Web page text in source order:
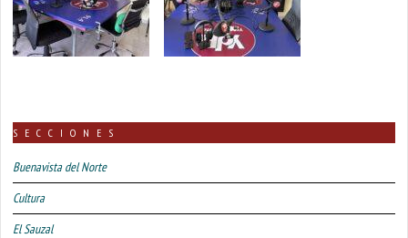
SECCIONES
Buenavista del Norte
Cultura
El Sauzal